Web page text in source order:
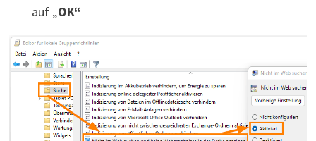
auf „OK“